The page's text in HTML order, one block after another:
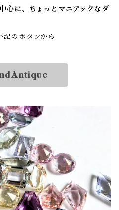
心に、ちょっとマニアックなダ
記のボタンから